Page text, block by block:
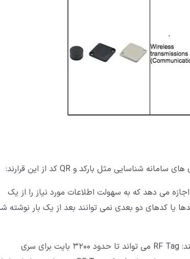
را مهیا می کند: RFID اجازه می دهد که به سهولت اطلاعات مورد نیاز را از یک
یا کدهای دو بعدی نمی توانند بعد از یک بار نوشته
می کنند: RF Tag می تواند تا حدود 3200 بایت برای سری